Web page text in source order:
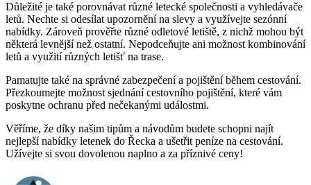
Důležité je také porovnávat různé letecké společnosti a vyhledávače
letů. Nechte si odesílat upozornění na slevy a využívejte sezónní
nabídky. Zároveň prověřte různé odletové letiště, z nichž mohou být
některá levnější než ostatní. Nepodceňujte ani možnost kombinování
letů a využití různých letišť na trase.
Pamatujte také na správné zabezpečení a pojištění během cestování.
Přezkoumejte možnost sjednání cestovního pojištění, které vám
poskytne ochranu před nečekanými událostmi.
Věříme, že díky našim tipům a návodům budete schopni najít
nejlepší nabídky letenek do Řecka a ušetřit peníze na cestování.
Užívejte si svou dovolenou naplno a za příznivé ceny!